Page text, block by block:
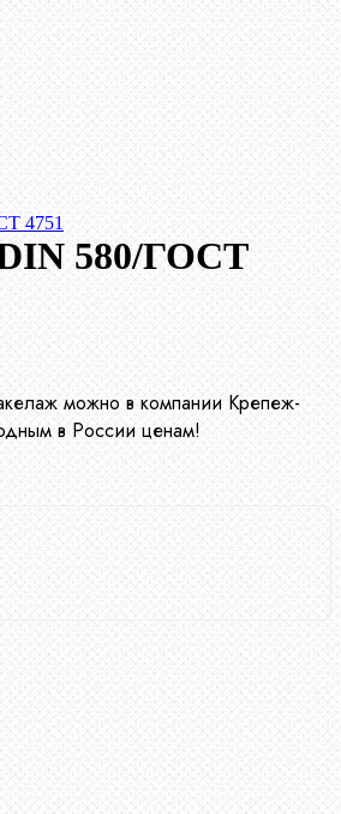
4751
580/ГОСТ
можно в компании Крепеж-
в России ценам!